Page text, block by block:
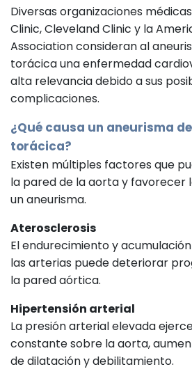
Diversas organizaciones
Clinic, Cleveland Clinic y la
Association consideran al
torácica una enfermedad
alta relevancia debido a sus
complicaciones.
¿Qué causa un aneurisma
torácica?
Existen múltiples factores que
la pared de la aorta y favorecer
un aneurisma.
Aterosclerosis
El endurecimiento y
las arterias puede deteriorar
la pared aórtica.
Hipertensión arterial
La presión arterial elevada
constante sobre la aorta,
de dilatación y debilitamiento.